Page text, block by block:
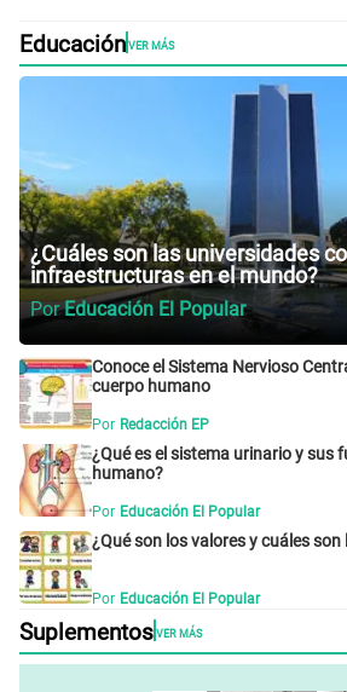
EducaciónVER MÁS
¿Cuáles son las universidades
infraestructuras en el mundo?
Por Educación El Popular
Conoce el Sistema Nervioso
cuerpo humano
Por Redacción EP
¿Qué es el sistema urinario y sus
humano?
Por Educación El Popular
¿Qué son los valores y cuáles
Por Educación El Popular
SuplementosVER MÁS